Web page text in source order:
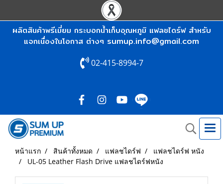
ผลิตสินค้าพรีเมี่ยม กระบอกน้ำเก็บอุณหภูมิ แฟลชไดร์ฟ สำหรับ
แจกเนื่องในโอกาส ต่างๆ sumup.info@gmail.com
02-415-8994-7
หน้าแรก สินค้าทั้งหมด แฟลชไดร์ฟ
แฟลชไดร์ฟ หนัง
UL-05 Leather Flash Drive แฟลชไดร์ฟหนัง